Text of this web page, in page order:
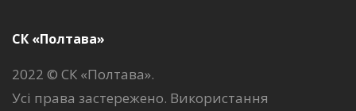
СК «Полтава»
2022 © СК «Полтава».
Усі права застережено. Використання